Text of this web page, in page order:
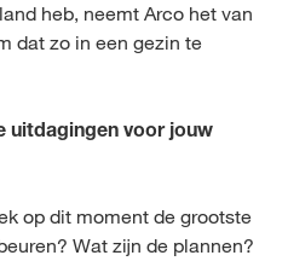
heb, neemt Arco het van
dat zo in een gezin te
uitdagingen voor jouw
op dit moment de grootste
Wat zijn de plannen?